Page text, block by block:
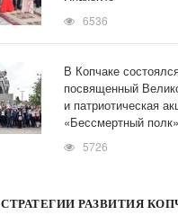
6536
В Копчаке
посвященный
и патриотическая
«Бессмертный полк»
5726
СТРАТЕГИИ РАЗВИТИЯ